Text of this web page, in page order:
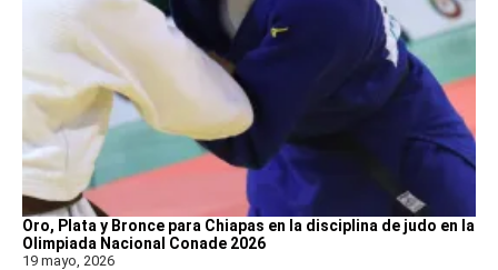
Oro, Plata y Bronce para Chiapas en la disciplina de judo en la
Olimpiada Nacional Conade 2026
19 mayo, 2026